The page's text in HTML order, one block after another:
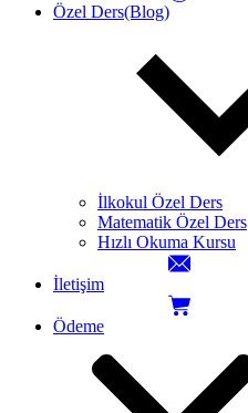
Özel Ders(Blog)
İlkokul Özel Ders
Matematik Özel Ders
Hızlı Okuma Kursu
İletişim
Ödeme